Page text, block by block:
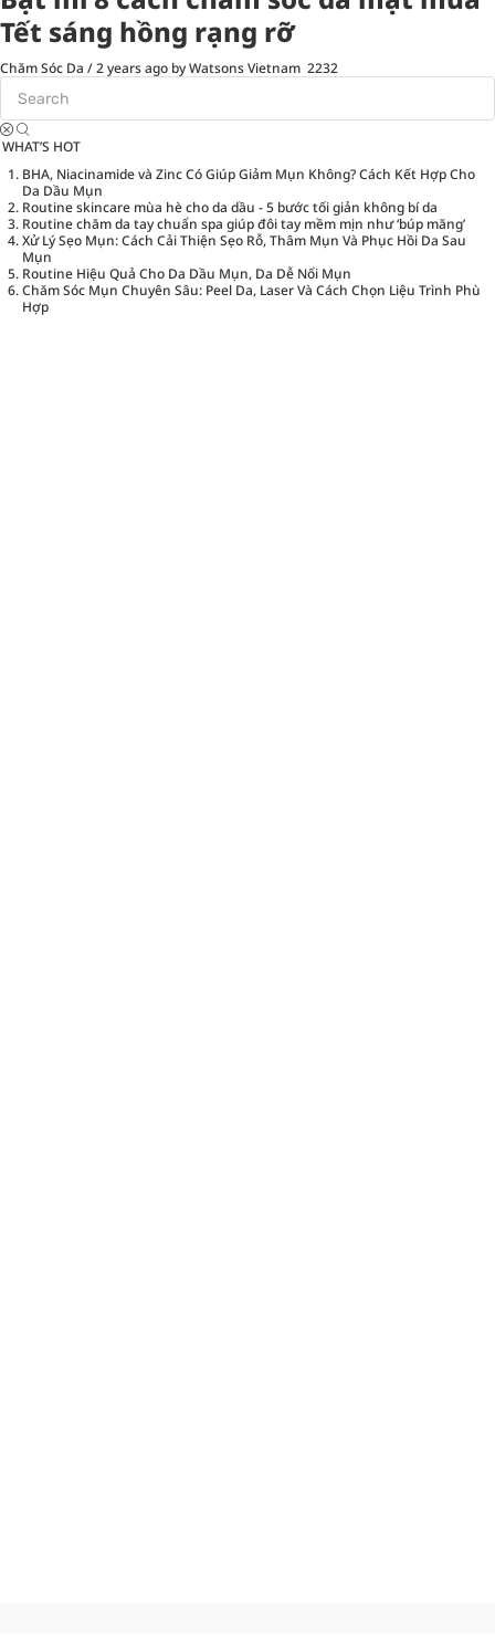
Tết sáng hồng rạng rỡ
Chăm Sóc Da /2 years ago by Watsons Vietnam 2232
WHAT’S HOT
BHA, Niacinamide và Zinc Có Giúp Giảm Mụn Không? Cách Kết Hợp Cho
Da Dầu Mụn
Routine skincare mùa hè cho da dầu - 5 bước tối giản không bí da
Routine chăm da tay chuẩn spa giúp đôi tay mềm mịn như ‘búp măng’
Xử Lý Sẹo Mụn: Cách Cải Thiện Sẹo Rỗ, Thâm Mụn Và Phục Hồi Da Sau
Mụn
Routine Hiệu Quả Cho Da Dầu Mụn, Da Dễ Nổi Mụn
Chăm Sóc Mụn Chuyên Sâu: Peel Da, Laser Và Cách Chọn Liệu Trình Phù
Hợp